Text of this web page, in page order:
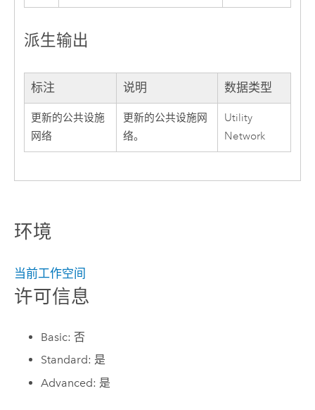
派生输出
标注 说明 数据类型
更新的公共设施
网络
更新的公共设施网
络。
Utility
Network
环境
当前工作空间
许可信息
Basic: 否
Standard: 是
Advanced: 是